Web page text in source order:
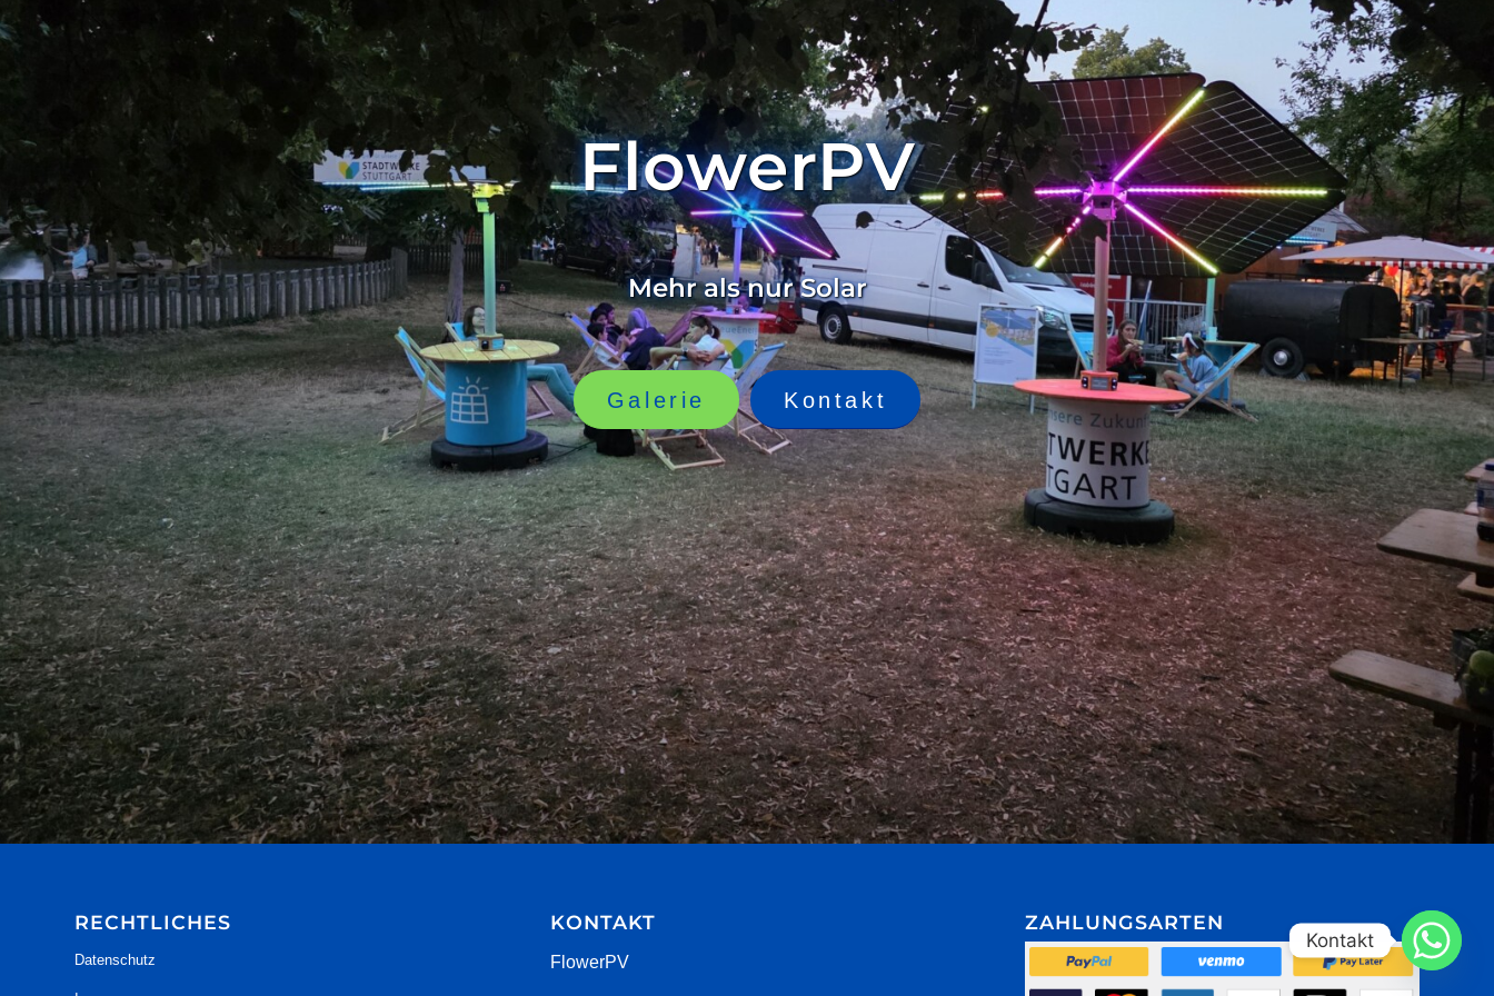
FlowerPV
Mehr als nur Solar
Galerie Kontakt
RECHTLICHES
Datenschutz
KONTAKT
FlowerPV
ZAHLUNGSARTEN
Kontakt